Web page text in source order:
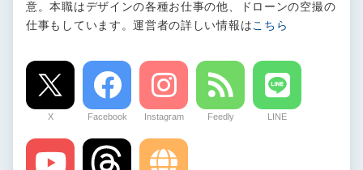
意。本職はデザインの各種お仕事の他、ドローンの空撮の
仕事もしています。運営者の詳しい情報はこちら
X Facebook Instagram Feedly LINE